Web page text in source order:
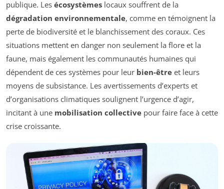
publique. Les écosystèmes locaux souffrent de la
dégradation environnementale, comme en témoignent la
perte de biodiversité et le blanchissement des coraux. Ces
situations mettent en danger non seulement la flore et la
faune, mais également les communautés humaines qui
dépendent de ces systèmes pour leur bien-être et leurs
moyens de subsistance. Les avertissements d’experts et
d’organisations climatiques soulignent l’urgence d’agir,
incitant à une mobilisation collective pour faire face à cette
crise croissante.